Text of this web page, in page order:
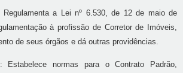
Regulamenta a Lei nº 6.530, de 12 de maio de
à profissão de Corretor de Imóveis,
de seus órgãos e dá outras providências.
:
Estabelece normas para o Contrato Padrão,